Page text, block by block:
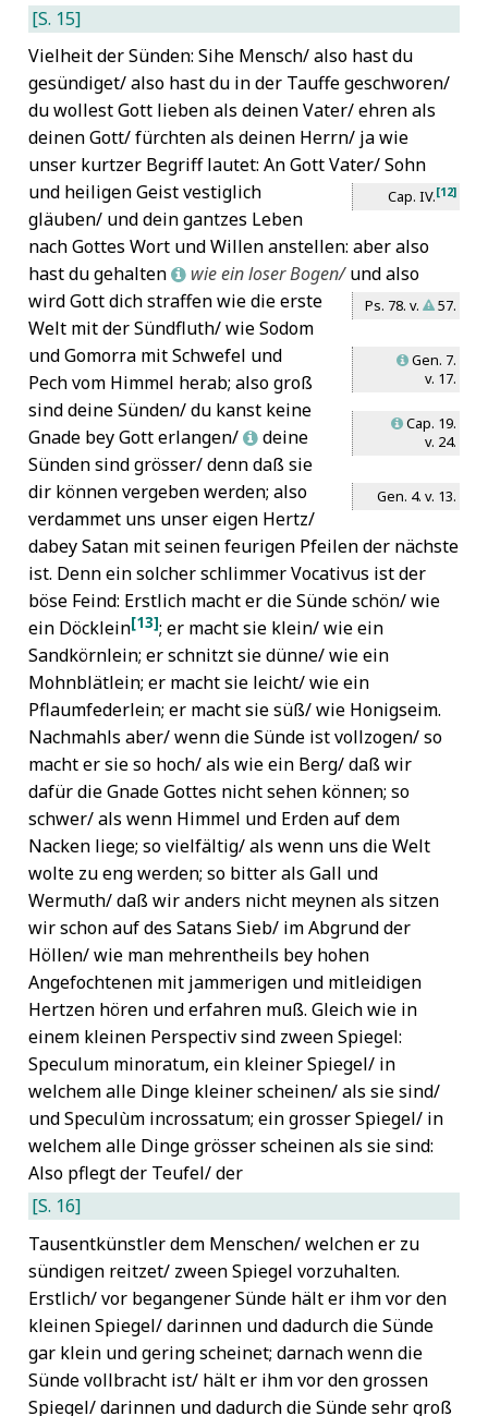
[S. 15]
Vielheit der Sünden: Sihe Mensch/ also hast du
gesündiget/ also hast du in der Tauffe geschworen/
du wollest Gott lieben als deinen Vater/ ehren als
deinen Gott/ fürchten als deinen Herrn/ ja wie
unser kurtzer Begriff lautet: An Gott Vater/ Sohn
und heiligen Geist
Cap. IV.[12]
vestiglich
gläuben/ und dein gantzes Leben
nach Gottes Wort und Willen anstellen: aber also
hast du gehalten L wie ein loser Bogen/
Ps. 78. v. W 57.
und also
wird Gott dich straffen wie die erste
Welt mit der Sündfluth/
LGen. 7.
v. 17.
wie Sodom
und Gomorra mit Schwefel und
Pech vom Himmel herab;
LCap. 19.
v. 24.
also groß
sind deine Sünden/ du kanst keine
Gnade bey Gott erlangen/ Ldeine
Sünden sind grösser/ denn daß sie
dir können vergeben werden;
Gen. 4. v. 13.
also
verdammet uns unser eigen Hertz/
dabey Satan mit seinen feurigen Pfeilen der nächste
ist. Denn ein solcher schlimmer Vocativus ist der
böse Feind: Erstlich macht er die Sünde schön/ wie
ein Döcklein[13]; er macht sie klein/ wie ein
Sandkörnlein; er schnitzt sie dünne/ wie ein
Mohnblätlein; er macht sie leicht/ wie ein
Pflaumfederlein; er macht sie süß/ wie Honigseim.
Nachmahls aber/ wenn die Sünde ist vollzogen/ so
macht er sie so hoch/ als wie ein Berg/ daß wir
dafür die Gnade Gottes nicht sehen können; so
schwer/ als wenn Himmel und Erden auf dem
Nacken liege; so vielfältig/ als wenn uns die Welt
wolte zu eng werden; so bitter als Gall und
Wermuth/ daß wir anders nicht meynen als sitzen
wir schon auf des Satans Sieb/ im Abgrund der
Höllen/ wie man mehrentheils bey hohen
Angefochtenen mit jammerigen und mitleidigen
Hertzen hören und erfahren muß. Gleich wie in
einem kleinen Perspectiv sind zween Spiegel:
Speculum minoratum, ein kleiner Spiegel/ in
welchem alle Dinge kleiner scheinen/ als sie sind/
und Speculùm incrossatum; ein grosser Spiegel/ in
welchem alle Dinge grösser scheinen als sie sind:
Also pflegt der Teufel/ der
[S. 16]
Tausentkünstler dem Menschen/ welchen er zu
sündigen reitzet/ zween Spiegel vorzuhalten.
Erstlich/ vor begangener Sünde hält er ihm vor den
kleinen Spiegel/ darinnen und dadurch die Sünde
gar klein und gering scheinet; darnach wenn die
Sünde vollbracht ist/ hält er ihm vor den grossen
Spiegel/ darinnen und dadurch die Sünde sehr groß